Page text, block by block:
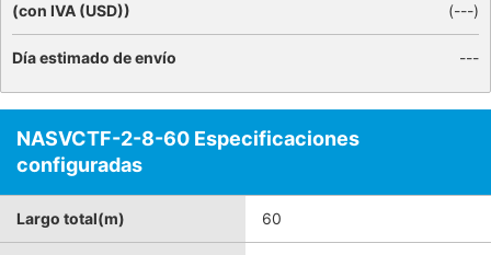
(con IVA (USD))
(---)
Día estimado de envío ---
NASVCTF-2-8-60 Especificaciones
configuradas
Largo total(m) 60